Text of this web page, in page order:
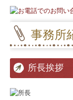
交通案内
事務所便り
事務所
所長挨拶